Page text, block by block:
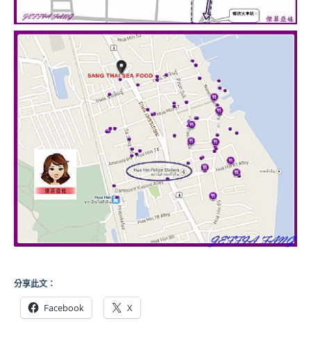
分享此文：
Facebook X